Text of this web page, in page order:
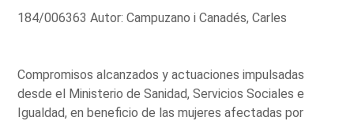
184/006363 Autor: Campuzano i Canadés, Carles
Compromisos alcanzados y actuaciones impulsadas
desde el Ministerio de Sanidad, Servicios Sociales e
Igualdad, en beneficio de las mujeres afectadas por